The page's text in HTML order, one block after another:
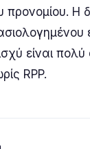
Η
είναι
RPP.